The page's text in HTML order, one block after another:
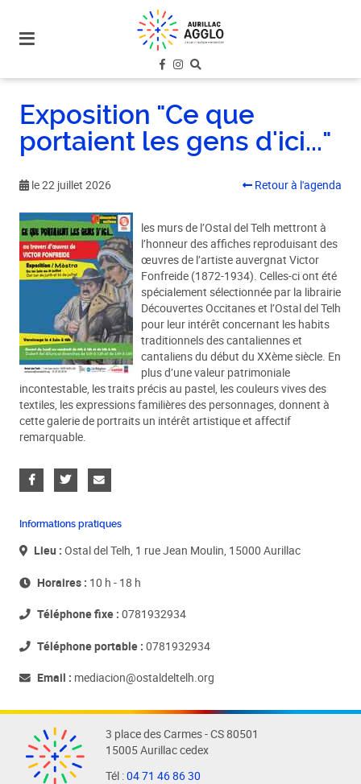
site
menu
aller au
contenu
Exposition "Ce que
portaient les gens d'ici..."
le 22 juillet 2026 Retour à l'agenda
les murs de l’Ostal del Telh mettront à
l’honneur des affiches reproduisant des
œuvres de l’artiste auvergnat Victor
Fonfreide (1872-1934). Celles-ci ont été
spécialement sélectionnée par la librairie
Découvertes Occitanes et l’Ostal del Telh
pour leur intérêt concernant les habits
traditionnels des cantaliennes et
cantaliens du début du XXème siècle. En
plus d’une valeur patrimoniale
incontestable, les traits précis au pastel, les couleurs vives des
textiles, les expressions familières des personnages, donnent à
cette galerie de portraits un intérêt artistique et affectif
remarquable.
Informations pratiques
Lieu : Ostal del Telh, 1 rue Jean Moulin, 15000 Aurillac
Horaires : 10 h - 18 h
Téléphone fixe : 0781932934
Téléphone portable : 0781932934
Email : mediacion@ostaldeltelh.org
3 place des Carmes - CS 80501
15005 Aurillac cedex
Tél :04 71 46 86 30